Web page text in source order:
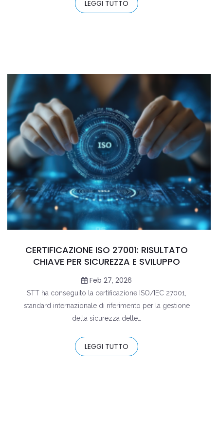
LEGGI TUTTO
CERTIFICAZIONE ISO 27001: RISULTATO
CHIAVE PER SICUREZZA E SVILUPPO
Feb 27, 2026
STT ha conseguito la certificazione ISO/IEC 27001,
standard internazionale di riferimento per la gestione
della sicurezza delle…
LEGGI TUTTO